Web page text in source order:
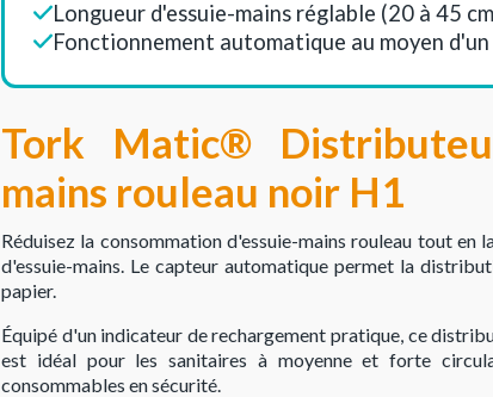
Longueur d'essuie-mains réglable (20 à 45
Fonctionnement automatique au moyen
Tork Matic®
mains rouleau noir H1
Réduisez la consommation d'essuie-mains rouleau tout
d'essuie-mains. Le capteur automatique permet la
papier.
Équipé d'un indicateur de rechargement pratique, ce
est idéal pour les sanitaires à moyenne et forte
consommables en sécurité.